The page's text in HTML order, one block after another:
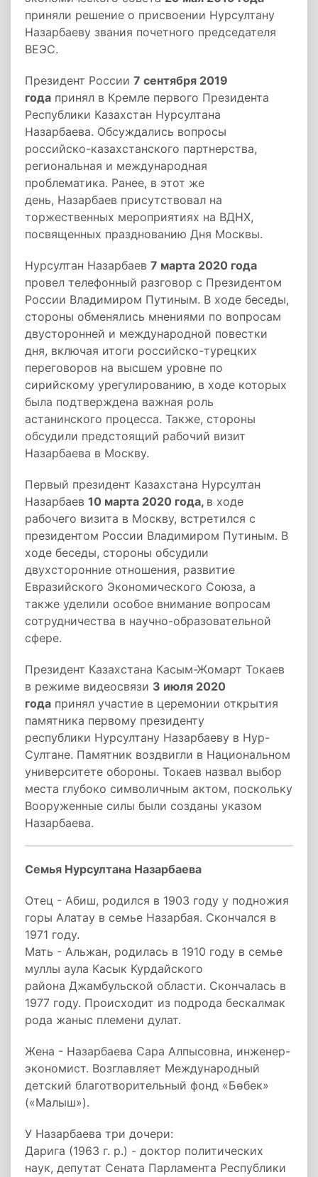
приняли решение о присвоении Нурсултану
Назарбаеву звания почетного председателя
ВЕЭС.
Президент России 7 сентября 2019
года принял в Кремле первого Президента
Республики Казахстан Нурсултана
Назарбаева. Обсуждались вопросы
российско-казахстанского партнерства,
региональная и международная
проблематика. Ранее, в этот же
день, Назарбаев присутствовал на
торжественных мероприятиях на ВДНХ,
посвященных празднованию Дня Москвы.
Нурсултан Назарбаев 7 марта 2020 года
провел телефонный разговор с Президентом
России Владимиром Путиным. В ходе беседы,
стороны обменялись мнениями по вопросам
двусторонней и международной повестки
дня, включая итоги российско-турецких
переговоров на высшем уровне по
сирийскому урегулированию, в ходе которых
была подтверждена важная роль
астанинского процесса. Также, стороны
обсудили предстоящий рабочий визит
Назарбаева в Москву.
Первый президент Казахстана Нурсултан
Назарбаев 10 марта 2020 года, в ходе
рабочего визита в Москву, встретился с
президентом России Владимиром Путиным. В
ходе беседы, стороны обсудили
двухсторонние отношения, развитие
Евразийского Экономического Союза, а
также уделили особое внимание вопросам
сотрудничества в научно-образовательной
сфере.
Президент Казахстана Касым-Жомарт Токаев
в режиме видеосвязи 3 июля 2020
года принял участие в церемонии открытия
памятника первому президенту
республики Нурсултану Назарбаеву в Нур-
Султане. Памятник воздвигли в Национальном
университете обороны. Токаев назвал выбор
места глубоко символичным актом, поскольку
Вооруженные силы были созданы указом
Назарбаева.
Семья Нурсултана Назарбаева
Отец - Абиш, родился в 1903 году у подножия
горы Алатау в семье Назарбая. Скончался в
1971 году.
Мать - Альжан, родилась в 1910 году в семье
муллы аула Касык Курдайского
района Джамбульской области. Скончалась в
1977 году. Происходит из подрода бескалмак
рода жаныс племени дулат.
Жена - Назарбаева Сара Алпысовна, инженер-
экономист. Возглавляет Международный
детский благотворительный фонд «Бөбек»
(«Малыш»).
У Назарбаева три дочери:
Дарига (1963 г. р.) - доктор политических
наук, депутат Сената Парламента Республики